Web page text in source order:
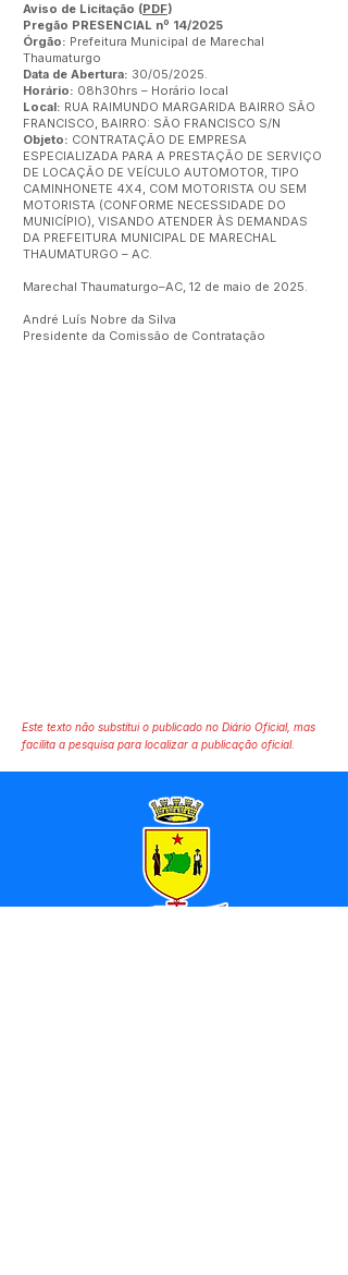
Aviso de Licitação (PDF)
Pregão PRESENCIAL nº 14/2025
Órgão: Prefeitura Municipal de Marechal
Thaumaturgo
Data de Abertura: 30/05/2025.
Horário: 08h30hrs – Horário local
Local: RUA RAIMUNDO MARGARIDA BAIRRO SÃO
FRANCISCO, BAIRRO: SÃO FRANCISCO S/N
Objeto: CONTRATAÇÃO DE EMPRESA
ESPECIALIZADA PARA A PRESTAÇÃO DE SERVIÇO
DE LOCAÇÃO DE VEÍCULO AUTOMOTOR, TIPO
CAMINHONETE 4X4, COM MOTORISTA OU SEM
MOTORISTA (CONFORME NECESSIDADE DO
MUNICÍPIO), VISANDO ATENDER ÀS DEMANDAS
DA PREFEITURA MUNICIPAL DE MARECHAL
THAUMATURGO – AC.
Marechal Thaumaturgo–AC, 12 de maio de 2025.
André Luís Nobre da Silva
Presidente da Comissão de Contratação
Este texto não substitui o publicado no Diário Oficial, mas
facilita a pesquisa para localizar a publicação oficial.